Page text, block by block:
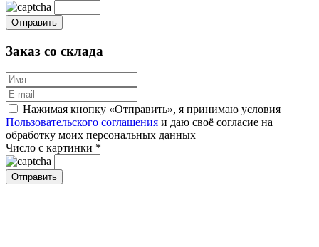
Заказ со склада
Нажимая кнопку «Отправить», я принимаю условия
Пользовательского соглашения и даю своё согласие на
обработку моих персональных данных
Число с картинки *